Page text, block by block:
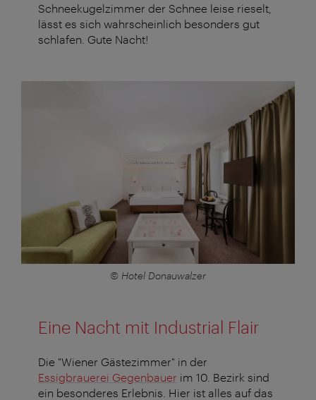
Schneekugelzimmer der Schnee leise rieselt,
lässt es sich wahrscheinlich besonders gut
schlafen. Gute Nacht!
© Hotel Donauwalzer
Eine Nacht mit Industrial Flair
Die "Wiener Gästezimmer" in der
Essigbrauerei Gegenbauer im 10. Bezirk sind
ein besonderes Erlebnis. Hier ist alles auf das